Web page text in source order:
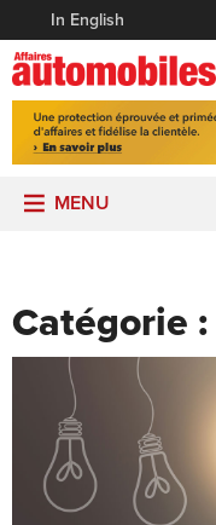
In English
MENU
Catégorie :